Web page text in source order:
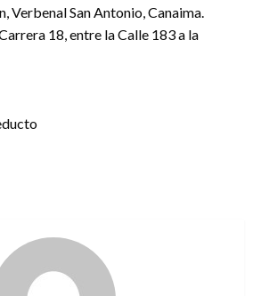
Verbenal San Antonio, Canaima.
18, entre la Calle 183 a la